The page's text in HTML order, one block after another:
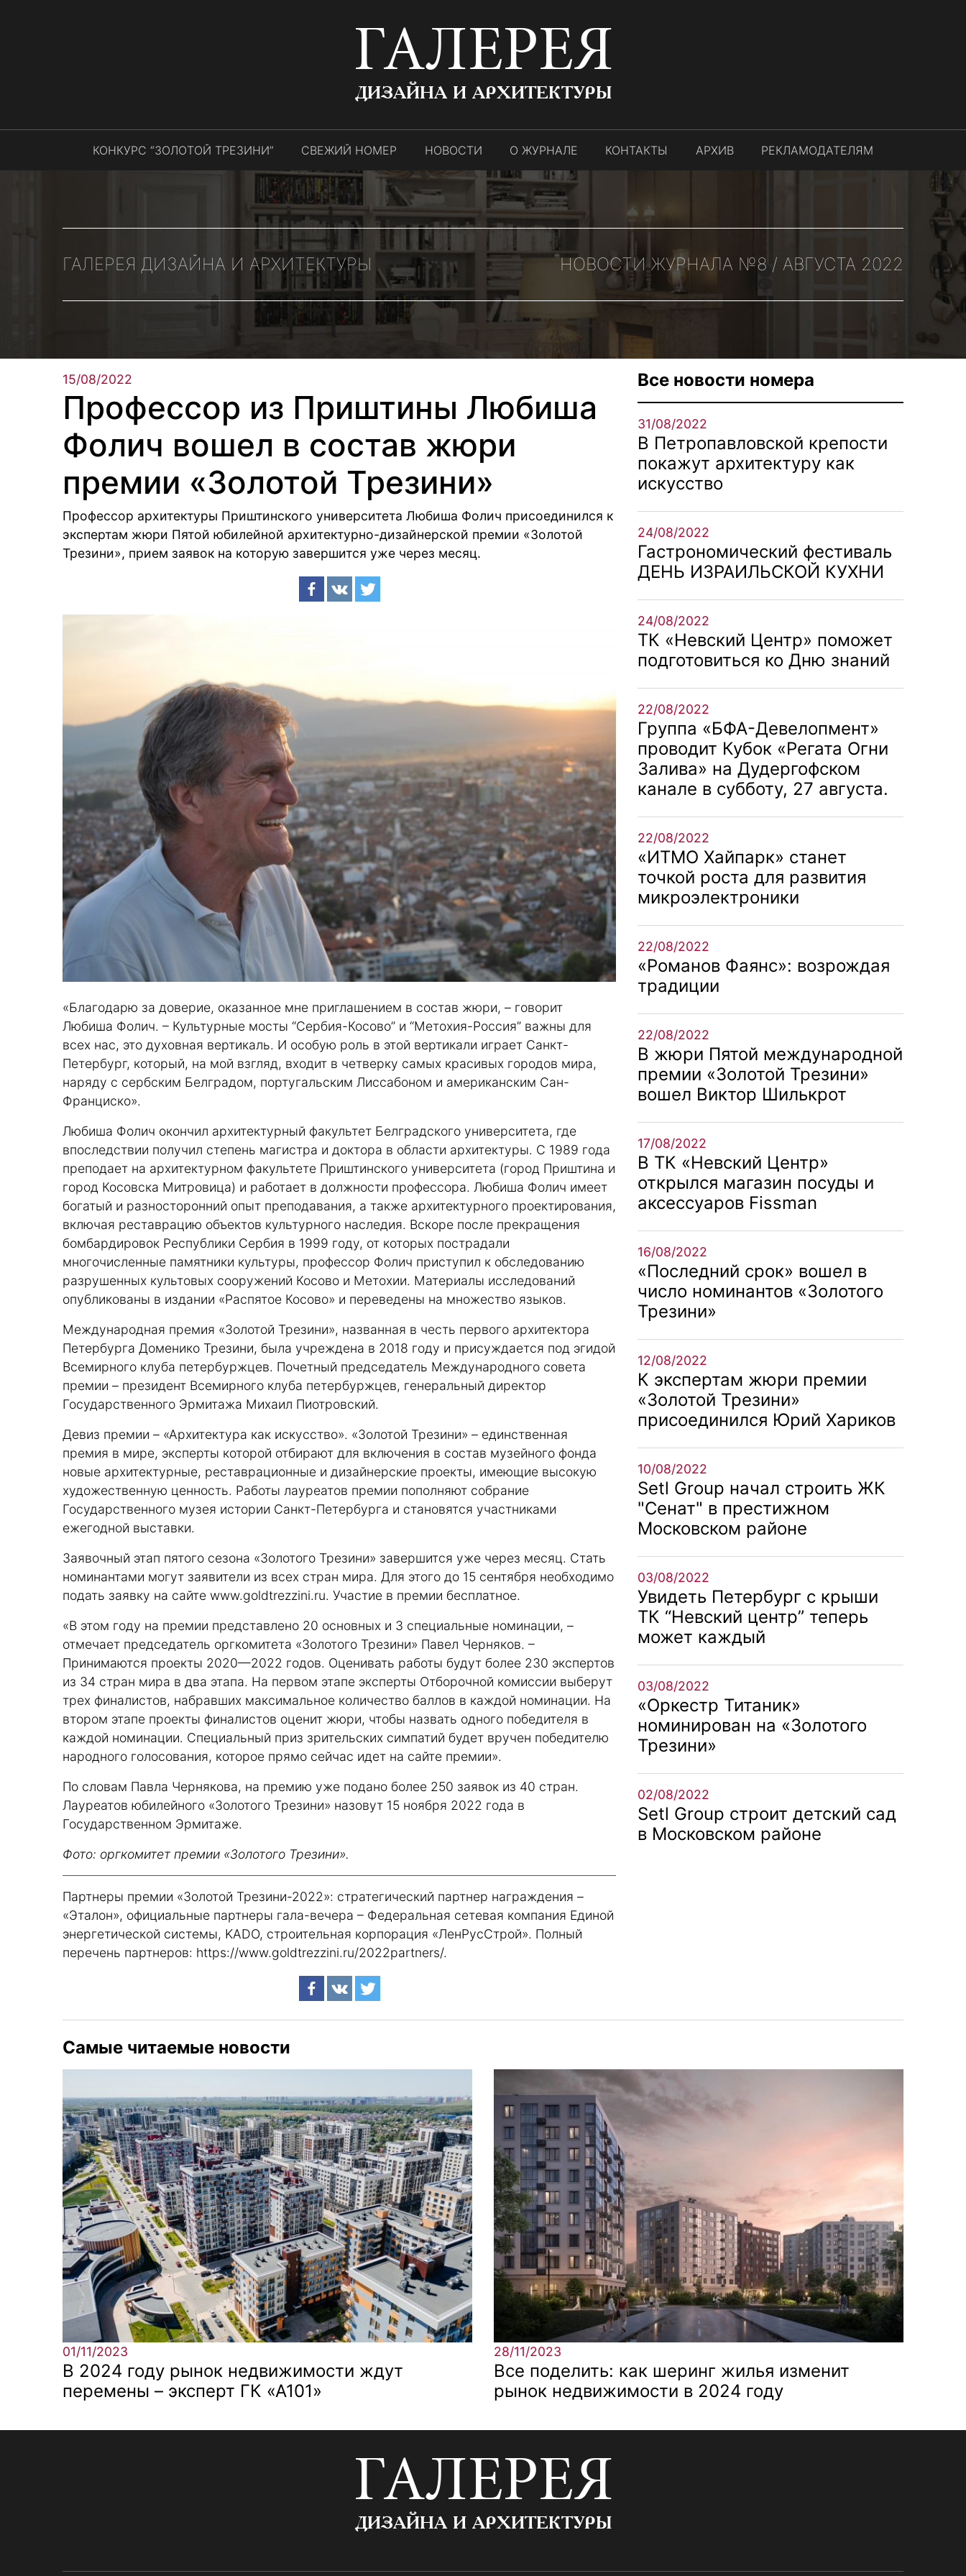
ГАЛЕРЕЯ
ДИЗАЙНА И АРХИТЕКТУРЫ
КОНКУРС “ЗОЛОТОЙ ТРЕЗИНИ” СВЕЖИЙ НОМЕР НОВОСТИ О ЖУРНАЛЕ КОНТАКТЫ АРХИВ РЕКЛАМОДАТЕЛЯМ
ГАЛЕРЕЯ ДИЗАЙНА И АРХИТЕКТУРЫ НОВОСТИ ЖУРНАЛА №8 / АВГУСТА 2022
15/08/2022
Профессор из Приштины Любиша
Фолич вошел в состав жюри
премии «Золотой Трезини»
Профессор архитектуры Приштинского университета Любиша Фолич присоединился к
экспертам жюри Пятой юбилейной архитектурно-дизайнерской премии «Золотой
Трезини», прием заявок на которую завершится уже через месяц.
«Благодарю за доверие, оказанное мне приглашением в состав жюри, – говорит
Любиша Фолич. – Культурные мосты “Сербия-Косово” и “Метохия-Россия” важны для
всех нас, это духовная вертикаль. И особую роль в этой вертикали играет Санкт-
Петербург, который, на мой взгляд, входит в четверку самых красивых городов мира,
наряду с сербским Белградом, португальским Лиссабоном и американским Сан-
Франциско».
Любиша Фолич окончил архитектурный факультет Белградского университета, где
впоследствии получил степень магистра и доктора в области архитектуры. С 1989 года
преподает на архитектурном факультете Приштинского университета (город Приштина и
город Косовска Митровица) и работает в должности профессора. Любиша Фолич имеет
богатый и разносторонний опыт преподавания, а также архитектурного проектирования,
включая реставрацию объектов культурного наследия. Вскоре после прекращения
бомбардировок Республики Сербия в 1999 году, от которых пострадали
многочисленные памятники культуры, профессор Фолич приступил к обследованию
разрушенных культовых сооружений Косово и Метохии. Материалы исследований
опубликованы в издании «Распятое Косово» и переведены на множество языков.
Международная премия «Золотой Трезини», названная в честь первого архитектора
Петербурга Доменико Трезини, была учреждена в 2018 году и присуждается под эгидой
Всемирного клуба петербуржцев. Почетный председатель Международного совета
премии – президент Всемирного клуба петербуржцев, генеральный директор
Государственного Эрмитажа Михаил Пиотровский.
Девиз премии – «Архитектура как искусство». «Золотой Трезини» – единственная
премия в мире, эксперты которой отбирают для включения в состав музейного фонда
новые архитектурные, реставрационные и дизайнерские проекты, имеющие высокую
художественную ценность. Работы лауреатов премии пополняют собрание
Государственного музея истории Санкт-Петербурга и становятся участниками
ежегодной выставки.
Заявочный этап пятого сезона «Золотого Трезини» завершится уже через месяц. Стать
номинантами могут заявители из всех стран мира. Для этого до 15 сентября необходимо
подать заявку на сайте www.goldtrezzini.ru. Участие в премии бесплатное.
«В этом году на премии представлено 20 основных и 3 специальные номинации, –
отмечает председатель оргкомитета «Золотого Трезини» Павел Черняков. –
Принимаются проекты 2020—2022 годов. Оценивать работы будут более 230 экспертов
из 34 стран мира в два этапа. На первом этапе эксперты Отборочной комиссии выберут
трех финалистов, набравших максимальное количество баллов в каждой номинации. На
втором этапе проекты финалистов оценит жюри, чтобы назвать одного победителя в
каждой номинации. Специальный приз зрительских симпатий будет вручен победителю
народного голосования, которое прямо сейчас идет на сайте премии».
По словам Павла Чернякова, на премию уже подано более 250 заявок из 40 стран.
Лауреатов юбилейного «Золотого Трезини» назовут 15 ноября 2022 года в
Государственном Эрмитаже.
Фото: оргкомитет премии «Золотого Трезини».
Партнеры премии «Золотой Трезини-2022»: стратегический партнер награждения –
«Эталон», официальные партнеры гала-вечера – Федеральная сетевая компания Единой
энергетической системы, KADO, строительная корпорация «ЛенРусСтрой». Полный
перечень партнеров: https://www.goldtrezzini.ru/2022partners/.
Все новости номера
31/08/2022
В Петропавловской крепости
покажут архитектуру как
искусство
24/08/2022
Гастрономический фестиваль
ДЕНЬ ИЗРАИЛЬСКОЙ КУХНИ
24/08/2022
ТК «Невский Центр» поможет
подготовиться ко Дню знаний
22/08/2022
Группа «БФА-Девелопмент»
проводит Кубок «Регата Огни
Залива» на Дудергофском
канале в субботу, 27 августа.
22/08/2022
«ИТМО Хайпарк» станет
точкой роста для развития
микроэлектроники
22/08/2022
«Романов Фаянс»: возрождая
традиции
22/08/2022
В жюри Пятой международной
премии «Золотой Трезини»
вошел Виктор Шилькрот
17/08/2022
В ТК «Невский Центр»
открылся магазин посуды и
аксессуаров Fissman
16/08/2022
«Последний срок» вошел в
число номинантов «Золотого
Трезини»
12/08/2022
К экспертам жюри премии
«Золотой Трезини»
присоединился Юрий Хариков
10/08/2022
Setl Group начал строить ЖК
"Сенат" в престижном
Московском районе
03/08/2022
Увидеть Петербург с крыши
ТК “Невский центр” теперь
может каждый
03/08/2022
«Оркестр Титаник»
номинирован на «Золотого
Трезини»
02/08/2022
Setl Group строит детский сад
в Московском районе
Самые читаемые новости
01/11/2023
В 2024 году рынок недвижимости ждут
перемены – эксперт ГК «А101»
28/11/2023
Все поделить: как шеринг жилья изменит
рынок недвижимости в 2024 году
ГАЛЕРЕЯ
ДИЗАЙНА И АРХИТЕКТУРЫ